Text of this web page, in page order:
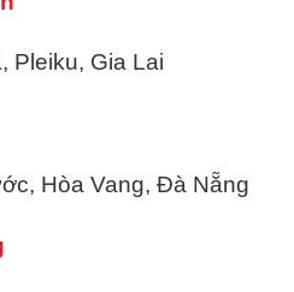
Pleiku, Gia Lai
Hòa Vang, Đà Nẵng